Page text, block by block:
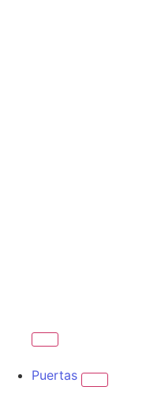
Puertas